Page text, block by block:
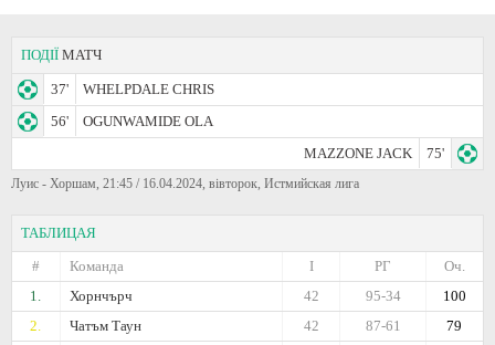
ПОДІЇ МАТЧ
37'
WHELPDALE CHRIS
56'
OGUNWAMIDE OLA
MAZZONE JACK
75'
Луис - Хоршам, 21:45 / 16.04.2024, вівторок, Истмийская лига
ТАБЛИЦАЯ
#
Команда Оч.
РГ
I
1.
Хорнчърч 100
95-34
42
2.
Чатъм Таун 79
87-61
42